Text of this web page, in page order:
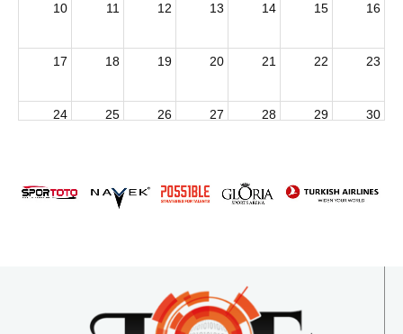
10 11 12 13 14 15 16
17 18 19 20 21 22 23
24 25 26 27 28 29 30